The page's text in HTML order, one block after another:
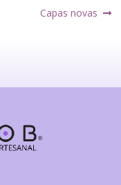
Próximo
Capas novas